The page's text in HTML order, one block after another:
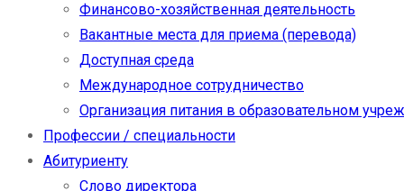
Финансово-хозяйственная деятельность
Вакантные места для приема (перевода)
Доступная среда
Международное сотрудничество
Организация питания в образовательном
Профессии / специальности
Абитуриенту
Слово директора